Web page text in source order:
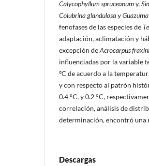
Calycophyllum spruceanumy,
Colubrina glandulosay
fenofases de las especies de
adaptación, aclimatación y
excepción deAcrocarpus
influenciadas por la variable
ºC de acuerdo a la
y con respecto al patrón
0.4 °C, y 0.2 °C,
correlación, análisis de
determinación, encontró una
Descargas